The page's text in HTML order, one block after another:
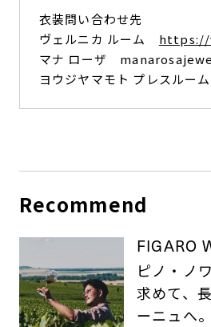
衣装問い合わせ先
ヴェルニカ ルーム https://
マナ ローザ
ヨウジヤマモト プレスル
Recommend
FIGARO
ピノ・ノ
求めて、
ーニュへ。